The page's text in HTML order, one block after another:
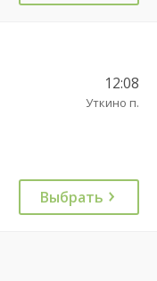
12:08
Уткино п.
Выбрать